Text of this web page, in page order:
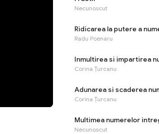
Necunoscut
Ridicarea la putere a
Radu Poenaru
Inmultirea si impartirea
Corina Țurcanu
Adunarea si scaderea
Corina Țurcanu
Multimea numerelor
Necunoscut